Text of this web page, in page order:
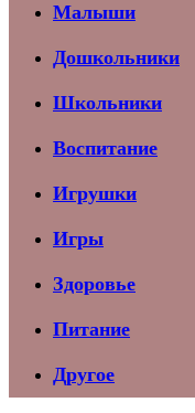
Малыши
Дошкольники
Школьники
Воспитание
Игрушки
Игры
Здоровье
Питание
Другое